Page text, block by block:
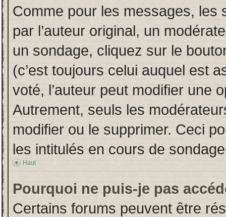
Comme pour les messages, les
par l’auteur original, un
un sondage, cliquez sur le
(c’est toujours celui auquel est
voté, l’auteur peut modifier une
Autrement, seuls les
modifier ou le supprimer. Ceci
les intitulés en cours de
Haut
Pourquoi ne puis-je pas
Certains forums peuvent être